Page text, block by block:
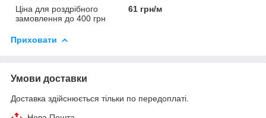
Ціна для роздрібного
замовлення до 400 грн
61 грн/м
Приховати
Умови доставки
Доставка здійснюється тільки по передоплаті.